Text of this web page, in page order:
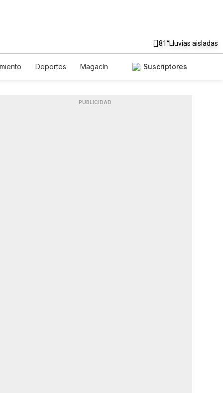
81°Lluvias aisladas
Deportes
Magacín
Suscriptores
PUBLICIDAD